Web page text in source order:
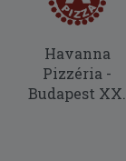
Havanna
Pizzéria -
Budapest XX.